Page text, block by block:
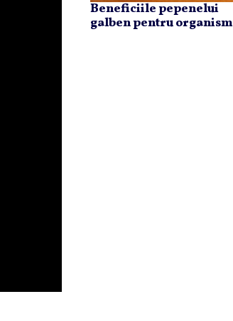
Beneficiile pepenelui
galben pentru organism